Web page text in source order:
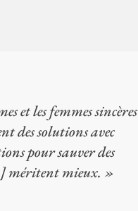
et les femmes sincères
des solutions avec
pour sauver des
méritent mieux. »